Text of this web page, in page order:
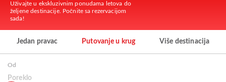
Uživajte u ekskluzivnim ponudama letova do
željene destinacije. Počnite sa rezervacijom
sada!
Jedan pravac Putovanje u krug Više destinacija
Od
Poreklo